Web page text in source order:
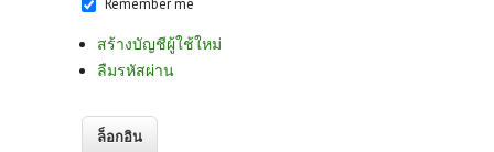
สร้างบัญชีผู้ใช้ใหม่
ลืมรหัสผ่าน